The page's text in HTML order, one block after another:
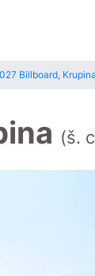
Billboard,
(š.